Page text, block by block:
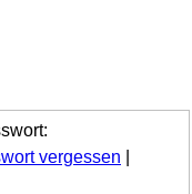
vergessen